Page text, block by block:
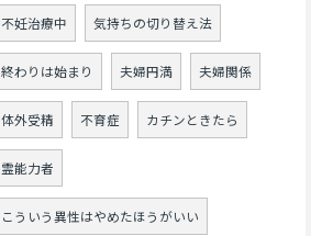
不妊治療中 気持ちの切り替え法
終わりは始まり 夫婦円満 夫婦関係
体外受精 不育症 カチンときたら
霊能力者
こういう異性はやめたほうがいい